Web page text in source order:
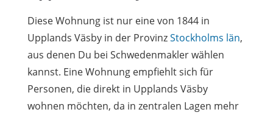
Diese Wohnung ist nur eine von 1844 in
Upplands Väsby in der ProvinzStockholms län,
aus denen Du bei Schwedenmakler wählen
kannst. Eine Wohnung empfiehlt sich für
Personen, die direkt in Upplands Väsby
wohnen möchten, da in zentralen Lagen mehr